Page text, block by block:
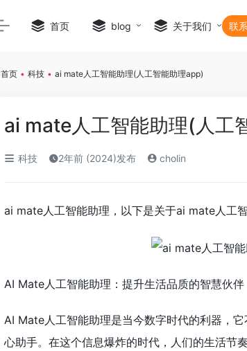
首页 blog 关于我们 联
首页 • 科技 • ai mate人工智能助理(人工智能助理app)
ai mate人工智能助理(人工
科技 2年前 (2024)发布 cholin
ai mate人工智能助理，以下是关于ai mate人工智
AI Mate人工智能助理：提升生活品质的智慧伙伴
AI Mate人工智能助理是当今数字时代的利器，
心助手。在这个信息爆炸的时代，人们的生活节